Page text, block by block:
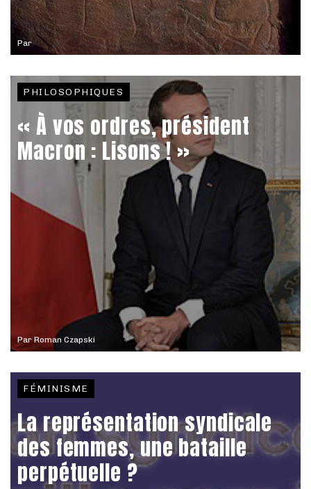
Par
Par Roman Czapski
PHILOSOPHIQUES
« À vos ordres, président
Macron : Lisons ! »
FÉMINISME
La représentation syndicale
des femmes, une bataille
perpétuelle ?